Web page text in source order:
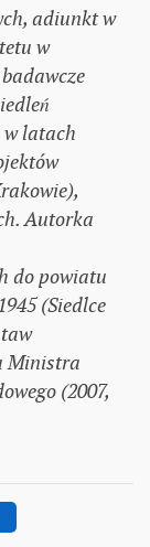
adiunkt w
w
w latach
Autorka
do powiatu
(Siedlce
Ministra
(2007,